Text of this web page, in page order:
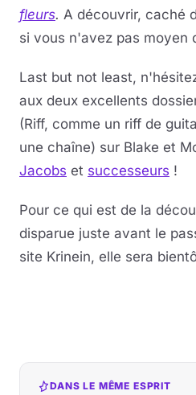
fleurs. A découvrir, caché
si vous n'avez pas moyen
Last but not least,
aux deux excellents
(Riff, comme un riff de
une chaîne) sur Blake et
Jacobs et successeurs !
Pour ce qui est de la
disparue juste avant le
site Krinein, elle sera
DANS LE MÊME ESPRIT